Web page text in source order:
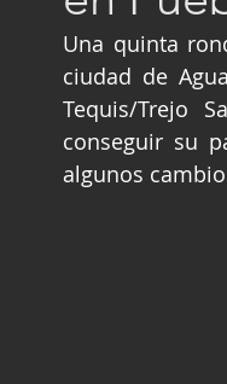
NASCAR México
Una quinta
ciudad de
Tequis/Trejo
conseguir su
algunos